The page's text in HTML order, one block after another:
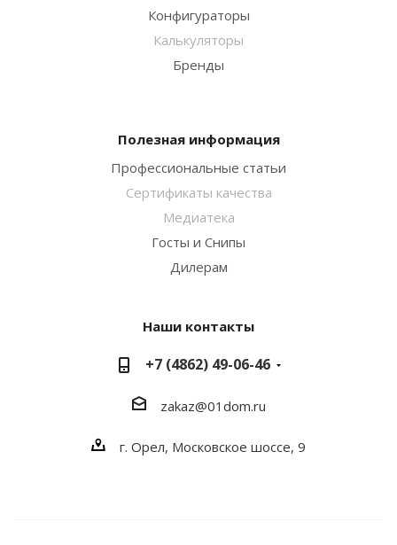
Конфигураторы
Калькуляторы
Бренды
Полезная информация
Профессиональные статьи
Сертификаты качества
Медиатека
Госты и Снипы
Дилерам
Наши контакты
+7 (4862) 49-06-46
zakaz@01dom.ru
г. Орел, Московское шоссе, 9